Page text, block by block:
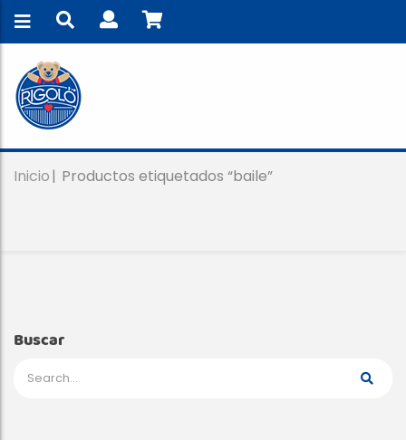
Inicio Productos etiquetados “baile”
Buscar